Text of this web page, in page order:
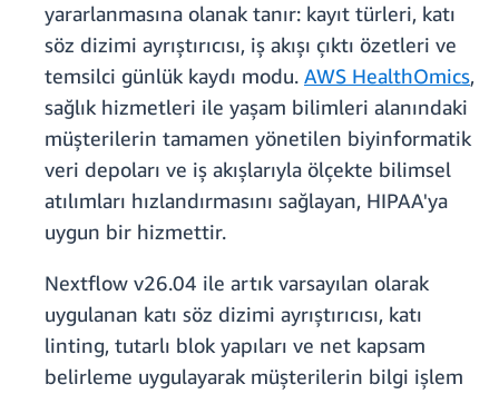
yararlanmasına olanak tanır: kayıt türleri, katı
söz dizimi ayrıştırıcısı, iş akışı çıktı özetleri ve
temsilci günlük kaydı modu. AWS HealthOmics,
sağlık hizmetleri ile yaşam bilimleri alanındaki
müşterilerin tamamen yönetilen biyinformatik
veri depoları ve iş akışlarıyla ölçekte bilimsel
atılımları hızlandırmasını sağlayan, HIPAA'ya
uygun bir hizmettir.
Nextflow v26.04 ile artık varsayılan olarak
uygulanan katı söz dizimi ayrıştırıcısı, katı
linting, tutarlı blok yapıları ve net kapsam
belirleme uygulayarak müşterilerin bilgi işlem